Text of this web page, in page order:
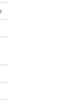
дизайн машинной